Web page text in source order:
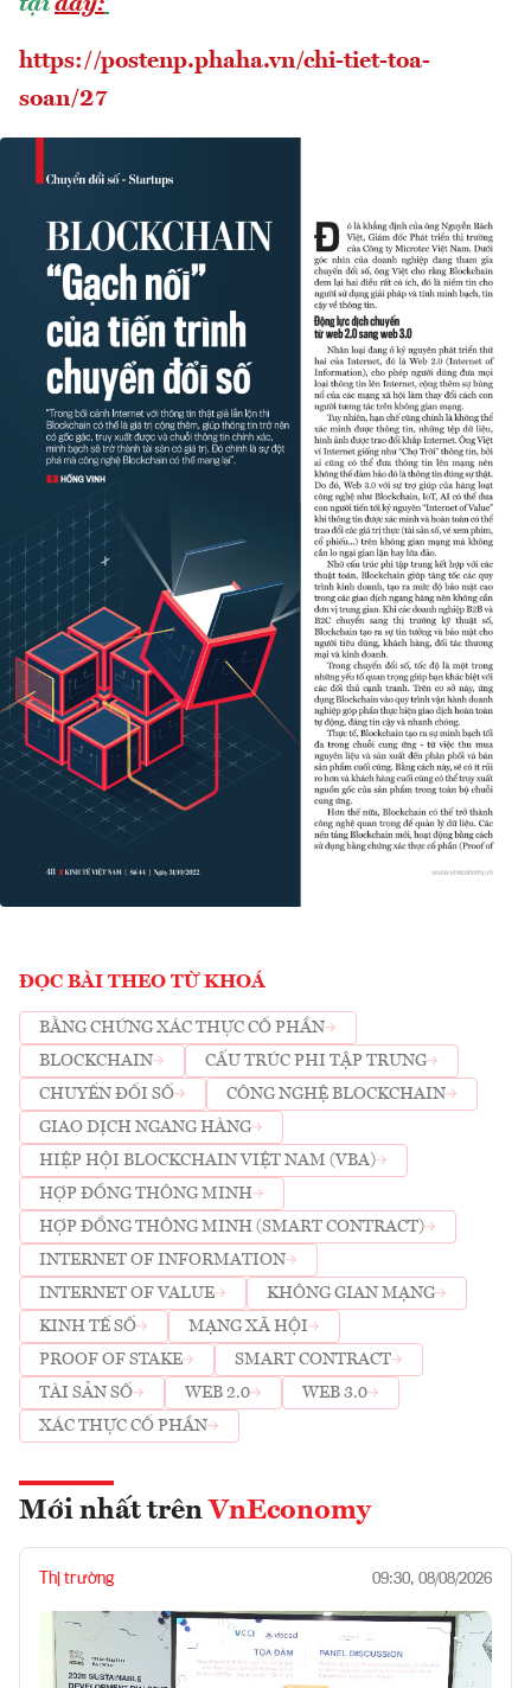
tại đây:
https://postenp.phaha.vn/chi-tiet-toa-
soan/27
ĐỌC BÀI THEO TỪ KHOÁ
BẰNG CHỨNG XÁC THỰC CỔ PHẦN
BLOCKCHAIN
CẤU TRÚC PHI TẬP TRUNG
CHUYỂN ĐỔI SỐ
CÔNG NGHỆ BLOCKCHAIN
GIAO DỊCH NGANG HÀNG
HIỆP HỘI BLOCKCHAIN VIỆT NAM (VBA)
HỢP ĐỒNG THÔNG MINH
HỢP ĐỒNG THÔNG MINH (SMART CONTRACT)
INTERNET OF INFORMATION
INTERNET OF VALUE
KHÔNG GIAN MẠNG
KINH TẾ SỐ
MẠNG XÃ HỘI
PROOF OF STAKE
SMART CONTRACT
TÀI SẢN SỐ
WEB 2.0
WEB 3.0
XÁC THỰC CỔ PHẦN
Mới nhất trên VnEconomy
Thị trường 09:30, 08/08/2026